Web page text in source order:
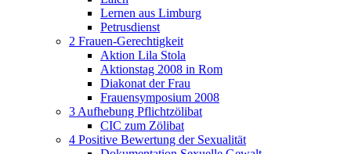
Lernen aus Limburg
Petrusdienst
2 Frauen-Gerechtigkeit
Aktion Lila Stola
Aktionstag 2008 in Rom
Diakonat der Frau
Frauensymposium 2008
3 Aufhebung Pflichtzölibat
CIC zum Zölibat
4 Positive Bewertung der Sexualität